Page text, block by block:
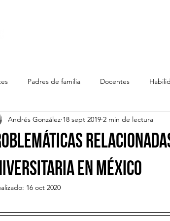
Padres de familia Docentes
en México
Andrés González 18 sept 2019 2 min de lectura
16 oct 2020